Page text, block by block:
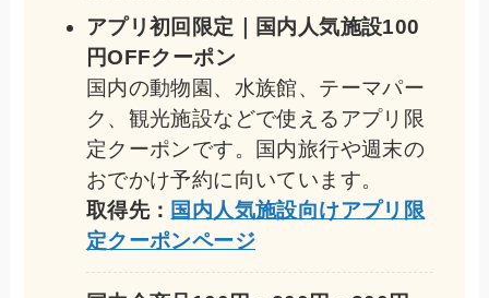
アプリ初回限定｜国内人気施設100
円OFFクーポン
国内の動物園、水族館、テーマパー
ク、観光施設などで使えるアプリ限
定クーポンです。国内旅行や週末の
おでかけ予約に向いています。
取得先： 国内人気施設向けアプリ限
定クーポンページ